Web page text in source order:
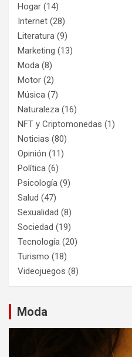
Hogar (14)
Internet (28)
Literatura (9)
Marketing (13)
Moda (8)
Motor (2)
Música (7)
Naturaleza (16)
NFT y Criptomonedas (1)
Noticias (80)
Opinión (11)
Política (6)
Psicología (9)
Salud (47)
Sexualidad (8)
Sociedad (19)
Tecnología (20)
Turismo (18)
Videojuegos (8)
Moda